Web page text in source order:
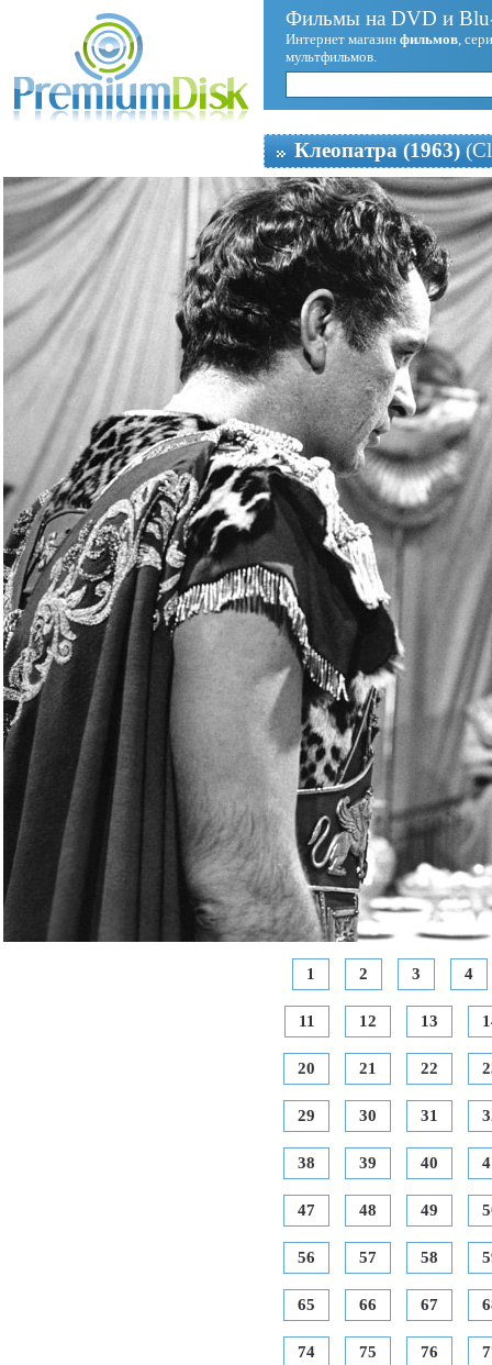
Фильмы на DVD и
Интернет магазин фильмов,
мультфильмов.
Клеопатра (1963)
1 2 3 4
11 12 13
20 21 22
29 30 31
38 39 40
47 48 49
56 57 58
65 66 67
74 75 76